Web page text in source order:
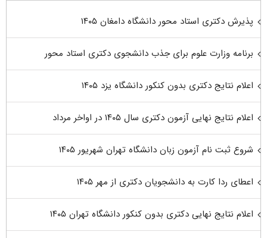
پذیرش دکتری استاد محور دانشگاه دامغان ۱۴۰۵
برنامه وزارت علوم برای جذب دانشجوی دکتری استاد محور
اعلام نتایج دکتری بدون کنکور دانشگاه یزد ۱۴۰۵
اعلام نتایج نهایی آزمون دکتری سال ۱۴۰۵ در اواخر مرداد
شروع ثبت نام آزمون زبان دانشگاه تهران شهریور ۱۴۰۵
اعطای ردا کارت به دانشجویان دکتری از مهر ۱۴۰۵
اعلام نتایج نهایی دکتری بدون کنکور دانشگاه تهران ۱۴۰۵